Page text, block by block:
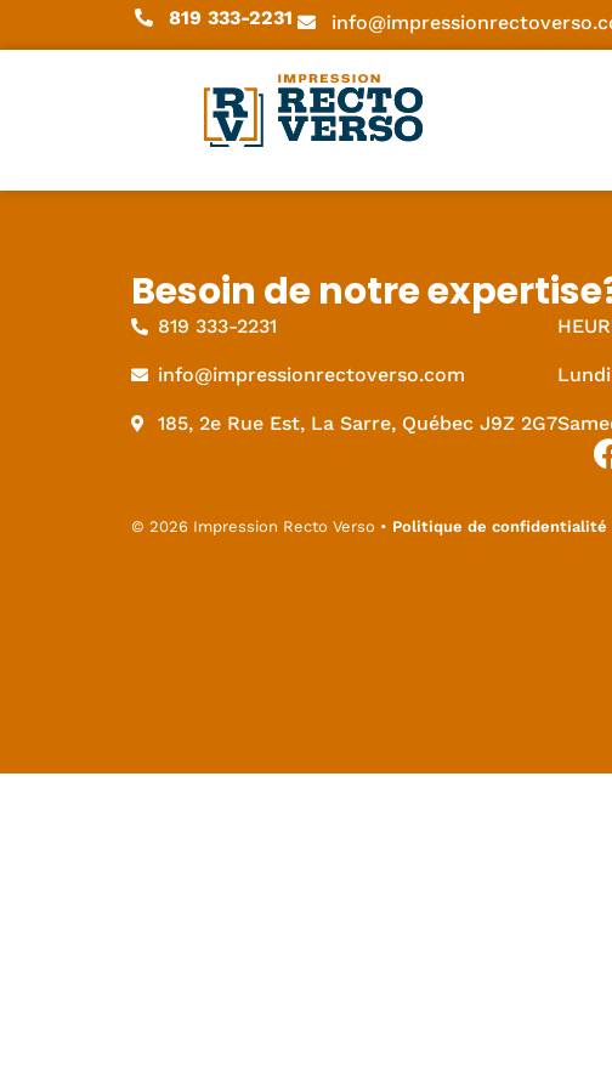
819 333-2231
Besoin de notre
819 333-2231
info@impressionrectoverso.com
185, 2e Rue Est, La Sarre, Québec J9Z 2G7
© 2026 Impression Recto Verso • Politique de confidentialité